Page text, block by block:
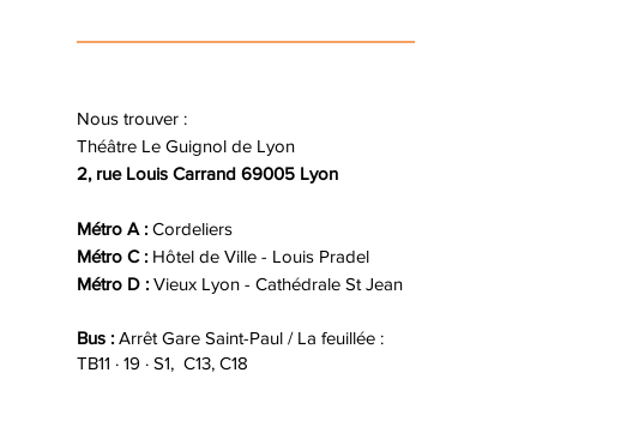
Nous trouver :
Théâtre Le Guignol de Lyon
2, rue Louis Carrand 69005 Lyon
Métro A : Cordeliers
Métro C : Hôtel de Ville - Louis Pradel
Métro D : Vieux Lyon - Cathédrale St Jean​
Bus : Arrêt Gare Saint-Paul / La feuillée :
TB11 · 19 · S1, C13, C18